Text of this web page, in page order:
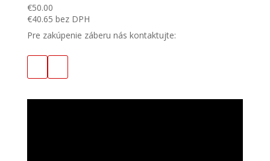
€50.00
€40.65 bez DPH
Pre zakúpenie záberu nás kontaktujte: